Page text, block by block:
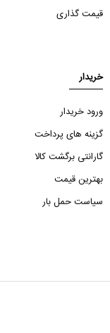
قیمت گذاری
خریدار
ورود خریدار
گزینه های پرداخت
گارانتی برگشت کالا
بهترین قیمت
سیاست حمل بار